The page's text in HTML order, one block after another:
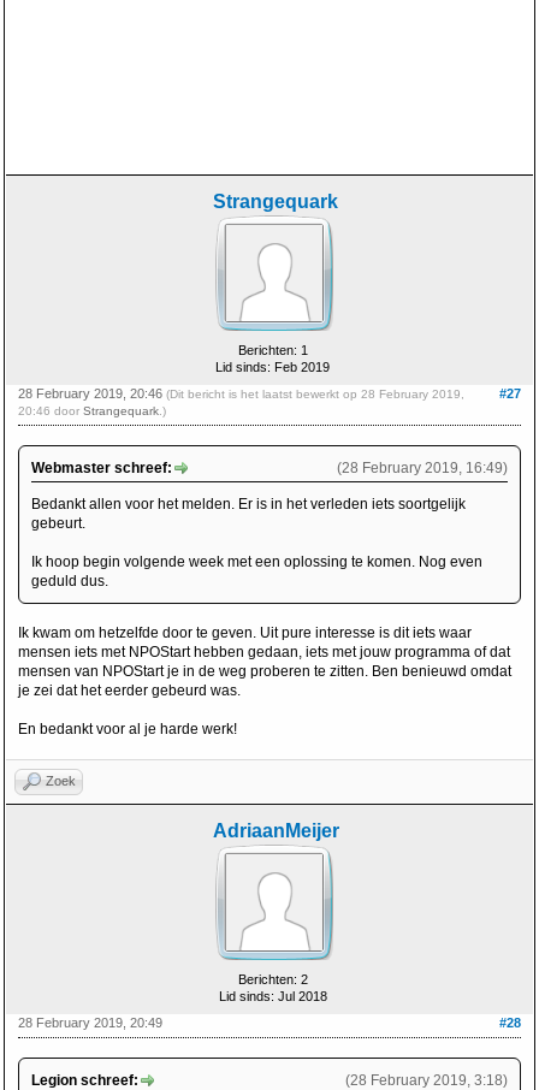
Strangequark
Berichten: 1
Lid sinds: Feb 2019
#27
28 February 2019, 20:46 (Dit bericht is het laatst bewerkt op 28 February 2019,
20:46 door Strangequark .)
(28 February 2019, 16:49)
Webmaster schreef:
Bedankt allen voor het melden. Er is in het verleden iets soortgelijk
gebeurt.
Ik hoop begin volgende week met een oplossing te komen. Nog even
geduld dus.
Ik kwam om hetzelfde door te geven. Uit pure interesse is dit iets waar
mensen iets met NPOStart hebben gedaan, iets met jouw programma of dat
mensen van NPOStart je in de weg proberen te zitten. Ben benieuwd omdat
je zei dat het eerder gebeurd was.
En bedankt voor al je harde werk!
Zoek
AdriaanMeijer
Berichten: 2
Lid sinds: Jul 2018
#28
28 February 2019, 20:49
(28 February 2019, 3:18)
Legion schreef: